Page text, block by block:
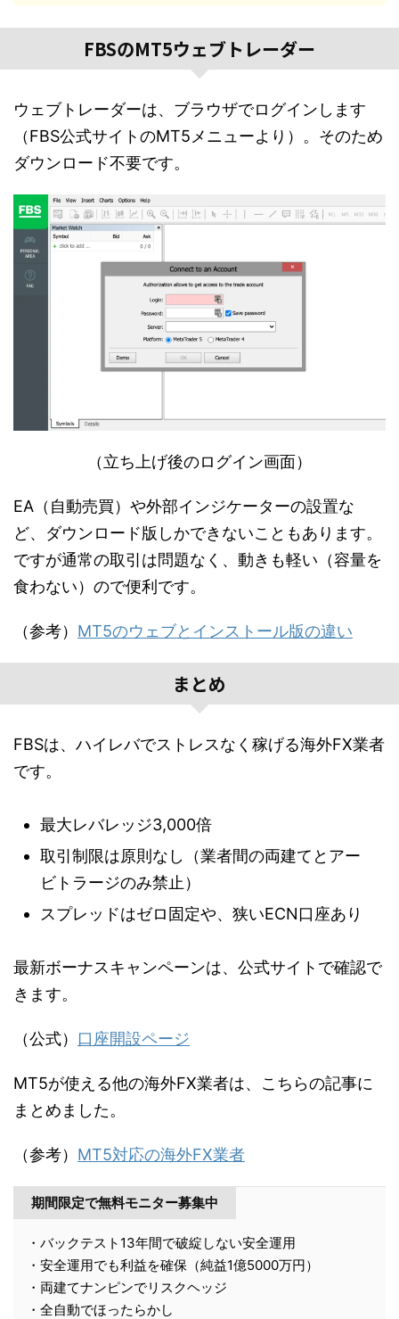
FBSのMT5ウェブトレーダー
ウェブトレーダーは、ブラウザでログインします
（FBS公式サイトのMT5メニューより）。そのため
ダウンロード不要です。
（立ち上げ後のログイン画面）
EA（自動売買）や外部インジケーターの設置な
ど、ダウンロード版しかできないこともあります。
ですが通常の取引は問題なく、動きも軽い（容量を
食わない）ので便利です。
（参考） MT5のウェブとインストール版の違い
まとめ
FBSは、ハイレバでストレスなく稼げる海外FX業者
です。
最大レバレッジ3,000倍
取引制限は原則なし（業者間の両建てとアー
ビトラージのみ禁止）
スプレッドはゼロ固定や、狭いECN口座あり
最新ボーナスキャンペーンは、公式サイトで確認で
きます。
（公式） 口座開設ページ
MT5が使える他の海外FX業者は、こちらの記事に
まとめました。
（参考） MT5対応の海外FX業者
期間限定で無料モニター募集中
・バックテスト13年間で破綻しない安全運用
・安全運用でも利益を確保（純益1億5000万円）
・両建てナンピンでリスクヘッジ
・全自動でほったらかし